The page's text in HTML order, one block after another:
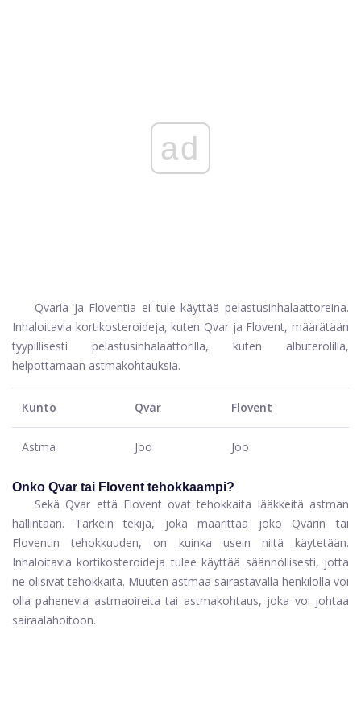
ad
Qvaria ja Floventia ei tule käyttää pelastusinhalaattoreina.
Inhaloitavia kortikosteroideja, kuten Qvar ja Flovent, määrätään
tyypillisesti pelastusinhalaattorilla, kuten albuterolilla,
helpottamaan astmakohtauksia.
Kunto Qvar Flovent
Astma Joo Joo
Onko Qvar tai Flovent tehokkaampi?
Sekä Qvar että Flovent ovat tehokkaita lääkkeitä astman
hallintaan. Tärkein tekijä, joka määrittää joko Qvarin tai
Floventin tehokkuuden, on kuinka usein niitä käytetään.
Inhaloitavia kortikosteroideja tulee käyttää säännöllisesti, jotta
ne olisivat tehokkaita. Muuten astmaa sairastavalla henkilöllä voi
olla pahenevia astmaoireita tai astmakohtaus, joka voi johtaa
sairaalahoitoon.